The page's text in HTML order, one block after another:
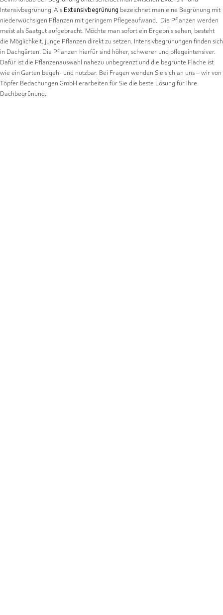
Intensivbegrünung. Als Extensivbegrünung bezeichnet man eine Begrünung mit
niederwüchsigen Pflanzen mit geringem Pflegeaufwand. Die Pflanzen werden
meist als Saatgut aufgebracht. Möchte man sofort ein Ergebnis sehen, besteht
die Möglichkeit, junge Pflanzen direkt zu setzen. Intensivbegrünungen finden sich
in Dachgärten. Die Pflanzen hierfür sind höher, schwerer und pflegeintensiver.
Dafür ist die Pflanzenauswahl nahezu unbegrenzt und die begrünte Fläche ist
wie ein Garten begeh- und nutzbar. Bei Fragen wenden Sie sich an uns – wir von
Töpfer Bedachungen GmbH erarbeiten für Sie die beste Lösung für Ihre
Dachbegrünung.